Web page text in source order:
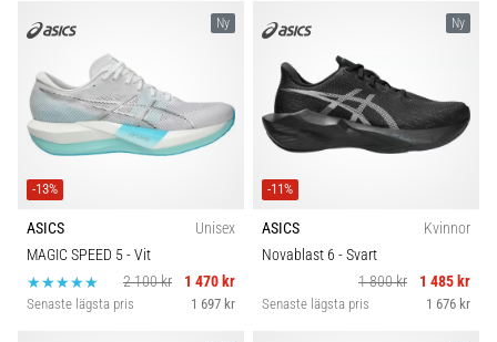
Ny
-13%
ASICS
Unisex
MAGIC SPEED 5- Vit
2 100 kr
1 470 kr
Senaste lägsta pris 1 697 kr
Ny
-11%
ASICS
Kvinnor
Novablast 6 - Svart
1 800 kr
1 485 kr
Senaste lägsta pris 1 676 kr